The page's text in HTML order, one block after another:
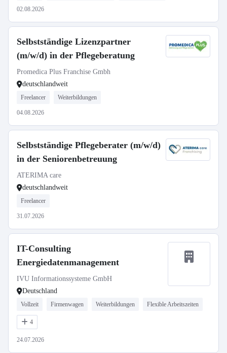
02.08.2026
Selbstständige Lizenzpartner
(m/w/d) in der Pflegeberatung
Promedica Plus Franchise Gmbh
deutschlandweit
Freelancer Weiterbildungen
04.08.2026
Selbstständige Pflegeberater (m/w/d)
in der Seniorenbetreuung
ATERIMA care
deutschlandweit
Freelancer
31.07.2026
IT-Consulting
Energiedatenmanagement
IVU Informationssysteme GmbH
Deutschland
Vollzeit Firmenwagen Weiterbildungen Flexible Arbeitszeiten
4
24.07.2026